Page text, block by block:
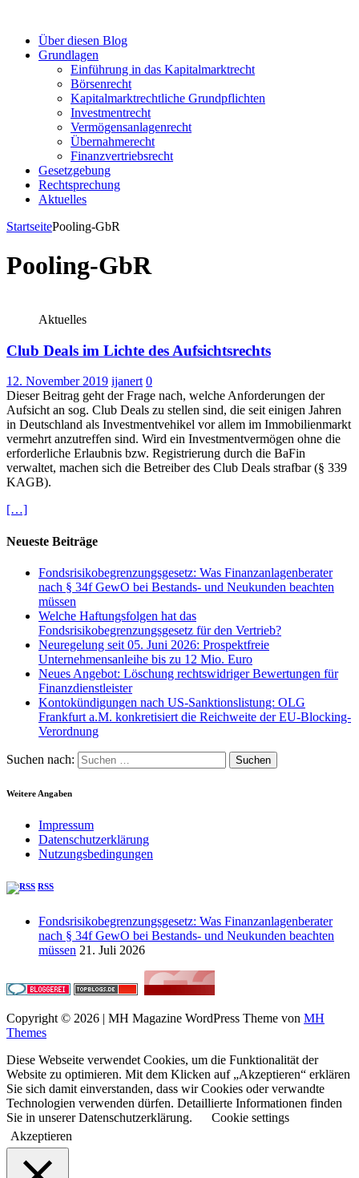
Über diesen Blog
Grundlagen
Einführung in das Kapitalmarktrecht
Börsenrecht
Kapitalmarktrechtliche Grundpflichten
Investmentrecht
Vermögensanlagenrecht
Übernahmerecht
Finanzvertriebsrecht
Gesetzgebung
Rechtsprechung
Aktuelles
StartseitePooling-GbR
Pooling-GbR
Aktuelles
Club Deals im Lichte des Aufsichtsrechts
12. November 2019 ijanert 0
Dieser Beitrag geht der Frage nach, welche Anforderungen der
Aufsicht an sog. Club Deals zu stellen sind, die seit einigen Jahren
in Deutschland als Investmentvehikel vor allem im Immobilienmarkt
vermehrt anzutreffen sind. Wird ein Investmentvermögen ohne die
erforderliche Erlaubnis bzw. Registrierung durch die BaFin
verwaltet, machen sich die Betreiber des Club Deals strafbar (§ 339
KAGB).
[…]
Neueste Beiträge
Fondsrisikobegrenzungsgesetz: Was Finanzanlagenberater
nach § 34f GewO bei Bestands- und Neukunden beachten
müssen
Welche Haftungsfolgen hat das
Fondsrisikobegrenzungsgesetz für den Vertrieb?
Neuregelung seit 05. Juni 2026: Prospektfreie
Unternehmensanleihe bis zu 12 Mio. Euro
Neues Angebot: Löschung rechtswidriger Bewertungen für
Finanzdienstleister
Kontokündigungen nach US-Sanktionslistung: OLG
Frankfurt a.M. konkretisiert die Reichweite der EU-Blocking-
Verordnung
Suchen nach:
Weitere Angaben
Impressum
Datenschutzerklärung
Nutzungsbedingungen
RSS
Fondsrisikobegrenzungsgesetz: Was Finanzanlagenberater
nach § 34f GewO bei Bestands- und Neukunden beachten
müssen 21. Juli 2026
Copyright © 2026 | MH Magazine WordPress Theme von MH
Themes
Diese Webseite verwendet Cookies, um die Funktionalität der
Website zu optimieren. Mit dem Klicken auf „Akzeptieren“ erklären
Sie sich damit einverstanden, dass wir Cookies oder verwandte
Technologien verwenden dürfen. Detaillierte Informationen finden
Sie in unserer Datenschutzerklärung.
Cookie settings
Akzeptieren